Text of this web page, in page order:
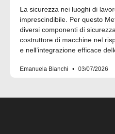
La sicurezza nei luoghi di
imprescindibile. Per questo
diversi componenti di
costruttore di macchine nel
e nell’integrazione efficace
Emanuela Bianchi 03/07/2026